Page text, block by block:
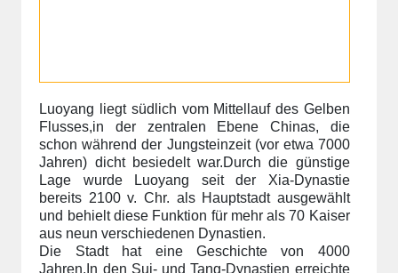
Luoyang liegt südlich vom Mittellauf des Gelben
Flusses,in der zentralen Ebene Chinas, die
schon während der Jungsteinzeit (vor etwa 7000
Jahren) dicht besiedelt war.Durch die günstige
Lage wurde Luoyang seit der Xia-Dynastie
bereits 2100 v. Chr. als Hauptstadt ausgewählt
und behielt diese Funktion für mehr als 70 Kaiser
aus neun verschiedenen Dynastien.
Die Stadt hat eine Geschichte von 4000
Jahren.In den Sui- und Tang-Dynastien erreichte